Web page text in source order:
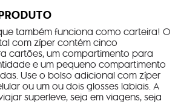
também funciona como carteira! O
com zíper contém cinco
cartões, um compartimento para
e um pequeno compartimento
Use o bolso adicional com zíper
ou um ou dois glosses labiais. A
superleve, seja em viagens, seja